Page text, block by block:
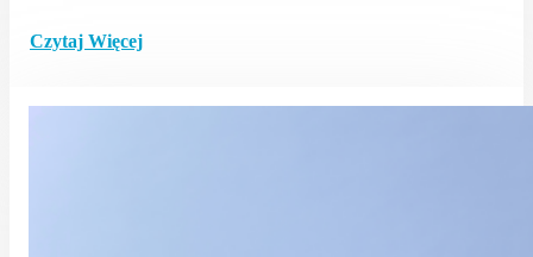
Czytaj Więcej